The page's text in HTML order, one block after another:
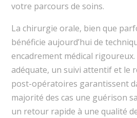
votre parcours de soins.
La chirurgie orale, bien que
bénéficie aujourd’hui de
encadrement médical
adéquate, un suivi attentif et le
post-opératoires garantissent
majorité des cas une guérison
un retour rapide à une qualité